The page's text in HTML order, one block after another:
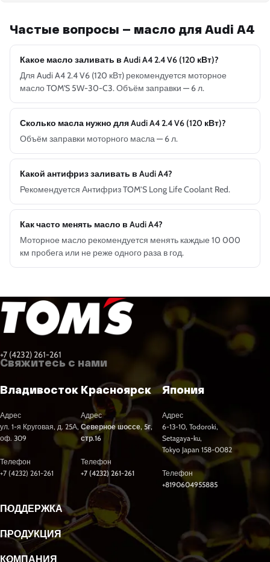
Частые вопросы — масло для Audi A4
Какое масло заливать в Audi A4 2.4 V6 (120 кВт)?
Для Audi A4 2.4 V6 (120 кВт) рекомендуется моторное
масло TOM'S 5W-30-C3. Объём заправки — 6 л.
Сколько масла нужно для Audi A4 2.4 V6 (120 кВт)?
Объём заправки моторного масла — 6 л.
Какой антифриз заливать в Audi A4?
Рекомендуется Антифриз TOM’S Long Life Coolant Red.
Как часто менять масло в Audi A4?
Моторное масло рекомендуется менять каждые 10 000
км пробега или не реже одного раза в год.
+7 (4232) 261-261
Свяжитесь с нами
Владивосток
Адрес
ул. 1-я Круговая, д. 25А,
оф. 309
Телефон
+7 (4232) 261-261
Красноярск
Адрес
Северное шоссе, 5г,
стр.16
Телефон
+7 (4232) 261-261
Япония
Адрес
6-13-10, Todoroki,
Setagaya-ku,
Tokyo Japan 158-0082
Телефон
+8190604955885
ПОДДЕРЖКА
ПРОДУКЦИЯ
КОМПАНИЯ